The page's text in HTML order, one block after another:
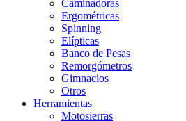
Caminadoras
Ergométricas
Spinning
Elípticas
Banco de Pesas
Remorgómetros
Gimnacios
Otros
Herramientas
Motosierras